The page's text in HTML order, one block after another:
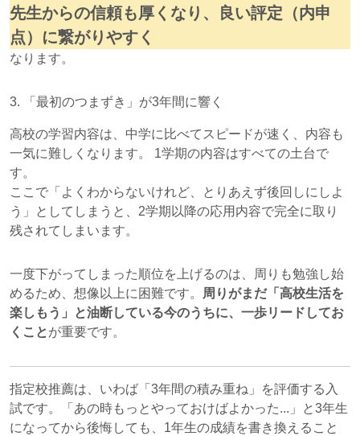
先生からの信頼も厚くなり、良い評定（内申
点）に繋がりやすく
なります。
3. 「最初のつまずき」が3年間に響く
高校の学習内容は、中学に比べてスピードが速く、内容も
一気に難しくなります。 1学期の内容はすべての土台で
す。
ここで「よくわからないけれど、とりあえず後回しにしよ
う」としてしまうと、2学期以降の応用内容で完全に取り
残されてしまいます。
一度下がってしまった順位を上げるのは、周りも勉強し始
めるため、想像以上に困難です。 周りがまだ「高校生活を
楽しもう」と油断している今のうちに、一歩リードしてお
くことが重要です。
指定校推薦は、いわば「3年間の積み重ね」を評価する入
試です。「あの時もっとやっておけばよかった...」と3年生
になってから後悔しても、1年生の成績を書き換えること